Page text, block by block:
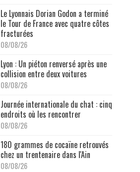
Le Lyonnais Dorian Godon a terminé
le Tour de France avec quatre côtes
fracturées
08/08/26
Lyon : Un piéton renversé après une
collision entre deux voitures
08/08/26
Journée internationale du chat : cinq
endroits où les rencontrer
08/08/26
180 grammes de cocaïne retrouvés
chez un trentenaire dans l'Ain
08/08/26